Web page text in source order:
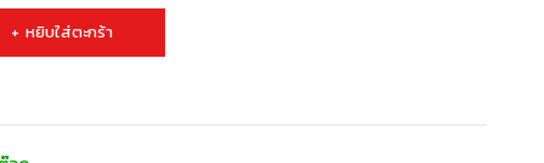
หยิบใส่ตะกร้า